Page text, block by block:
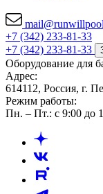
+7 (342) 233-81-33
+7 (342) 233-81-33
Оборудование для
Адрес:
614112, Россия, г.
Режим работы:
Пн. – Пт.: с 9:00 до